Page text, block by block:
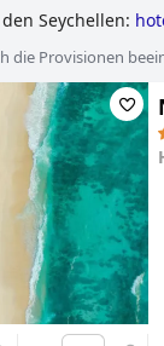
Seychellen:
die Provisionen